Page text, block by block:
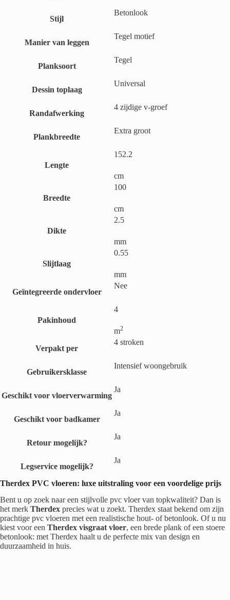
Stijl
Betonlook
Manier van leggen
Tegel motief
Planksoort
Tegel
Dessin toplaag
Universal
Randafwerking
4 zijdige v-groef
Plankbreedte
Extra groot
Lengte
152.2
cm
Breedte
100
cm
Dikte
2.5
mm
Slijtlaag
0.55
mm
Geïntegreerde ondervloer
Nee
Pakinhoud
4
m2
Verpakt per
4 stroken
Gebruikersklasse
Intensief woongebruik
Geschikt voor vloerverwarming
Ja
Geschikt voor badkamer
Ja
Retour mogelijk?
Ja
Legservice mogelijk?
Ja
Therdex PVC vloeren: luxe uitstraling voor een voordelige prijs
Bent u op zoek naar een stijlvolle pvc vloer van topkwaliteit? Dan is
het merk Therdex precies wat u zoekt. Therdex staat bekend om zijn
prachtige pvc vloeren met een realistische hout- of betonlook. Of u nu
kiest voor een Therdex visgraat vloer, een brede plank of een stoere
betonlook: met Therdex haalt u de perfecte mix van design en
duurzaamheid in huis.